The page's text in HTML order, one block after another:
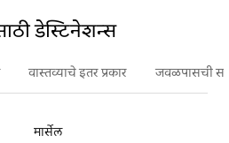
डेस्टिनेशन्स
वास्तव्याचे इतर प्रकार जवळपासची
मार्सेल